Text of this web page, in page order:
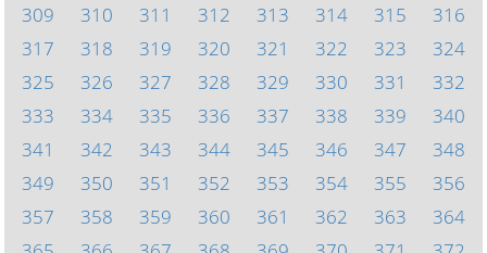
309
310 311 312 313 314 315
316
317
318 319 320 321 322 323
324
325
326 327 328 329 330 331
332
333
334 335 336 337 338 339
340
341
342 343 344 345 346 347
348
349
350 351 352 353 354 355
356
357
358 359 360 361 362 363
364